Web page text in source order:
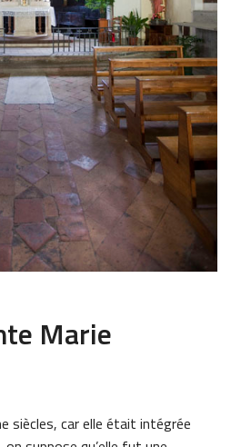
Marie
siècles, car elle était intégrée